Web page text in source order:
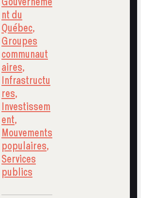
nt du
Québec,
Groupes
communaut
aires,
Infrastructu
res,
Investissem
ent,
Mouvements
populaires,
Services
publics